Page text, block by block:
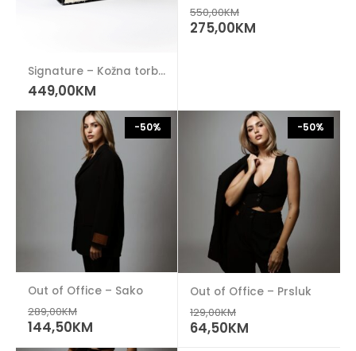
Signature – Kožna torba (unique)
449,00KM
550,00KM
275,00KM
-50%
Out of Office – Sako
289,00KM
144,50KM
-50%
Out of Office – Prsluk
129,00KM
64,50KM